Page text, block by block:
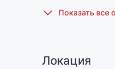
Локация